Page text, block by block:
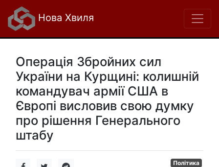
Нова Хвиля
Операція Збройних сил
України на Курщині: колишній
командувач армії США в
Європі висловив свою думку
про рішення Генерального
штабу
Політика